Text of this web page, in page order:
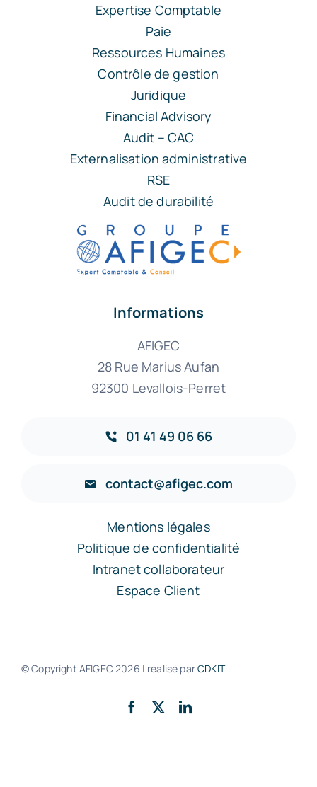
Expertise Comptable
Paie
Ressources Humaines
Contrôle de gestion
Juridique
Financial Advisory
Audit – CAC
Externalisation administrative
RSE
Audit de durabilité
Informations
AFIGEC
28 Rue Marius Aufan
92300 Levallois-Perret
01 41 49 06 66
contact@afigec.com
Mentions légales
Politique de confidentialité
Intranet collaborateur
Espace Client
© Copyright AFIGEC2026 | réalisé parCDKIT